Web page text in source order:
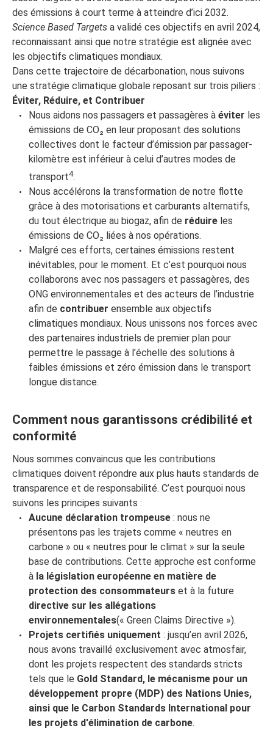
des émissions à court terme à atteindre d’ici 2032.
Science Based Targets a validé ces objectifs en avril 2024,
reconnaissant ainsi que notre stratégie est alignée avec
les objectifs climatiques mondiaux.
Dans cette trajectoire de décarbonation, nous suivons
une stratégie climatique globale reposant sur trois piliers :
Éviter, Réduire, et Contribuer
Nous aidons nos passagers et passagères à éviter les
émissions de CO₂ en leur proposant des solutions
collectives dont le facteur d’émission par passager-
kilomètre est inférieur à celui d’autres modes de
transport4.
Nous accélérons la transformation de notre flotte
grâce à des motorisations et carburants alternatifs,
du tout électrique au biogaz, afin de réduire les
émissions de CO₂ liées à nos opérations.
Malgré ces efforts, certaines émissions restent
inévitables, pour le moment. Et c’est pourquoi nous
collaborons avec nos passagers et passagères, des
ONG environnementales et des acteurs de l’industrie
afin de contribuer ensemble aux objectifs
climatiques mondiaux. Nous unissons nos forces avec
des partenaires industriels de premier plan pour
permettre le passage à l’échelle des solutions à
faibles émissions et zéro émission dans le transport
longue distance.
Comment nous garantissons crédibilité et
conformité
Nous sommes convaincus que les contributions
climatiques doivent répondre aux plus hauts standards de
transparence et de responsabilité. C’est pourquoi nous
suivons les principes suivants :
Aucune déclaration trompeuse : nous ne
présentons pas les trajets comme « neutres en
carbone » ou « neutres pour le climat » sur la seule
base de contributions. Cette approche est conforme
à la législation européenne en matière de
protection des consommateurs et à la future
directive sur les allégations
environnementales(« Green Claims Directive »).
Projets certifiés uniquement : jusqu’en avril 2026,
nous avons travaillé exclusivement avec atmosfair,
dont les projets respectent des standards stricts
tels que le Gold Standard, le mécanisme pour un
développement propre (MDP) des Nations Unies,
ainsi que le Carbon Standards International pour
les projets d'élimination de carbone.